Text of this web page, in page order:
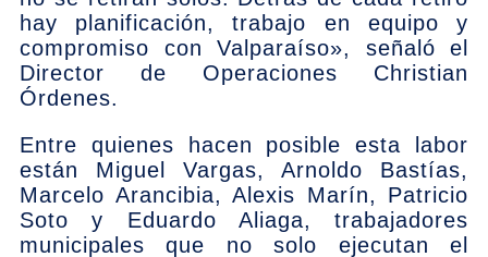
hay planificación, trabajo en equipo y
compromiso con Valparaíso», señaló el
Director de Operaciones Christian
Órdenes.
Entre quienes hacen posible esta labor
están Miguel Vargas, Arnoldo Bastías,
Marcelo Arancibia, Alexis Marín, Patricio
Soto y Eduardo Aliaga, trabajadores
municipales que no solo ejecutan el